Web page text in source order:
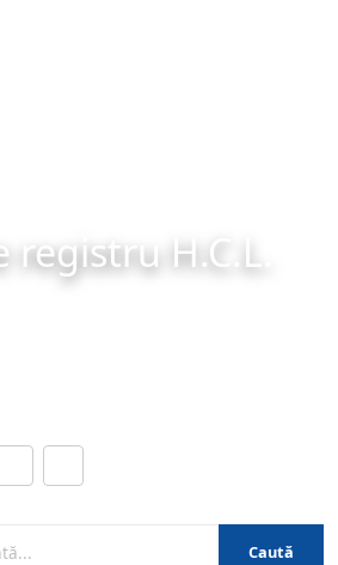
H.C.L.
Caută